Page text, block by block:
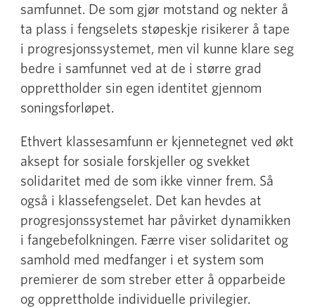
samfunnet. De som gjør motstand og nekter å
ta plass i fengselets støpeskje risikerer å tape
i progresjonssystemet, men vil kunne klare seg
bedre i samfunnet ved at de i større grad
opprettholder sin egen identitet gjennom
soningsforløpet.
Ethvert klassesamfunn er kjennetegnet ved økt
aksept for sosiale forskjeller og svekket
solidaritet med de som ikke vinner frem. Så
også i klassefengselet. Det kan hevdes at
progresjonssystemet har påvirket dynamikken
i fangebefolkningen. Færre viser solidaritet og
samhold med medfanger i et system som
premierer de som streber etter å opparbeide
og opprettholde individuelle privilegier.